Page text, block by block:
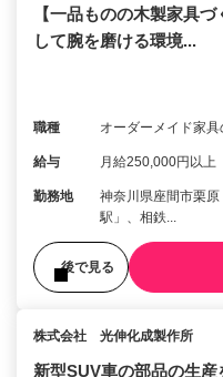
【一品ものの木製家具
して腕を磨ける環境...
職種 オーダーメイド家
給与 月給250,000円以
勤務地
神奈川県座間市栗
駅」、相鉄...
後で見る
株式会社 光伸化成製作所
新型SUV車の部品の生産